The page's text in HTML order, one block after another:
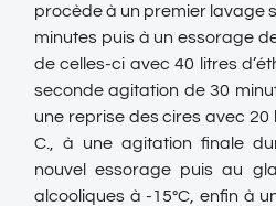
procède à un premier lavage
minutes puis à un essorage
de celles-ci avec 40 litres
seconde agitation de 30
une reprise des cires avec 20
C., à une agitation finale
nouvel essorage puis au
alcooliques à -15°C, enfin à